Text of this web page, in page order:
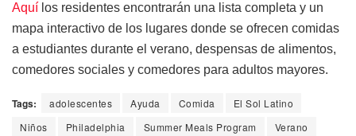
Aquí los residentes encontrarán una lista completa y un
mapa interactivo de los lugares donde se ofrecen comidas
a estudiantes durante el verano, despensas de alimentos,
comedores sociales y comedores para adultos mayores.
Tags: adolescentes Ayuda Comida
El Sol Latino
Niños
Philadelphia Summer Meals Program Verano